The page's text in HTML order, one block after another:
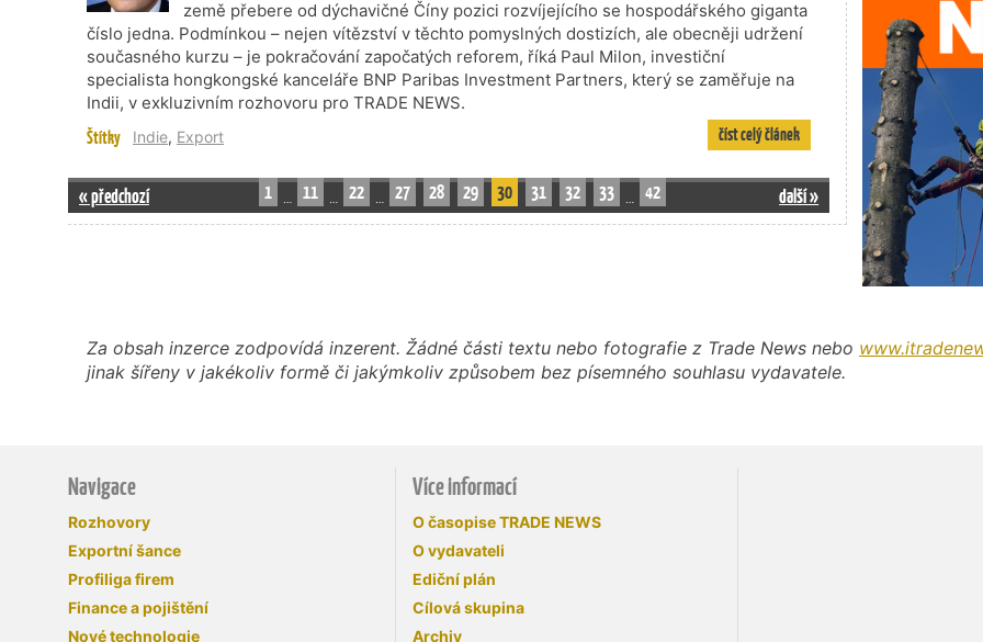
země přebere od dýchavičné Číny pozici rozvíjejícího se hospodářského giganta
číslo jedna. Podmínkou – nejen vítězství v těchto pomyslných dostizích, ale obecněji udržení
současného kurzu – je pokračování započatých reforem, říká Paul Milon, investiční
specialista hongkongské kanceláře BNP Paribas Investment Partners, který se zaměřuje na
Indii, v exkluzivním rozhovoru pro TRADE NEWS.
Štítky Indie, Export číst celý článek
« předchozí 1 … 11 … 22 … 27 28 29 30 31 32 33 … 42 další »
Za obsah inzerce zodpovídá inzerent. Žádné části textu nebo fotografie z Trade News nebo
jinak šířeny v jakékoliv formě či jakýmkoliv způsobem bez písemného souhlasu vydavatele.
Navigace
Rozhovory
Exportní šance
Profiliga firem
Finance a pojištění
Nové technologie
Více informací
O časopise TRADE NEWS
O vydavateli
Ediční plán
Cílová skupina
Archiv